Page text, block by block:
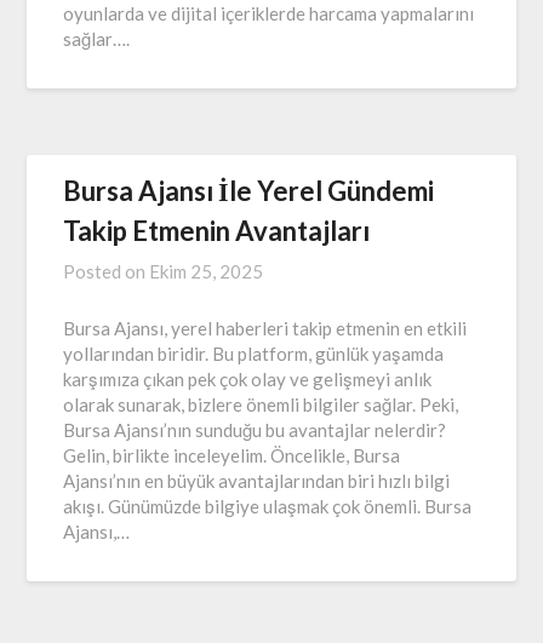
oyunlarda ve dijital içeriklerde harcama yapmalarını
sağlar….
Bursa Ajansı İle Yerel Gündemi
Takip Etmenin Avantajları
Posted on Ekim 25, 2025
Bursa Ajansı, yerel haberleri takip etmenin en etkili
yollarından biridir. Bu platform, günlük yaşamda
karşımıza çıkan pek çok olay ve gelişmeyi anlık
olarak sunarak, bizlere önemli bilgiler sağlar. Peki,
Bursa Ajansı’nın sunduğu bu avantajlar nelerdir?
Gelin, birlikte inceleyelim. Öncelikle, Bursa
Ajansı’nın en büyük avantajlarından biri hızlı bilgi
akışı. Günümüzde bilgiye ulaşmak çok önemli. Bursa
Ajansı,…